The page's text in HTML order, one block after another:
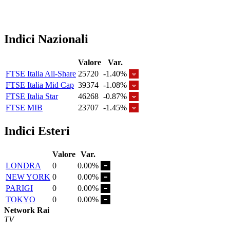
Indici Nazionali
Valore
Var.
FTSE Italia All-Share 25720 -1.40%
FTSE Italia Mid Cap 39374 -1.08%
FTSE Italia Star
46268 -0.87%
FTSE MIB
23707 -1.45%
Indici Esteri
Valore Var.
LONDRA
0
0.00%
NEW YORK 0
0.00%
PARIGI
0
0.00%
TOKYO
0
0.00%
Network Rai
TV